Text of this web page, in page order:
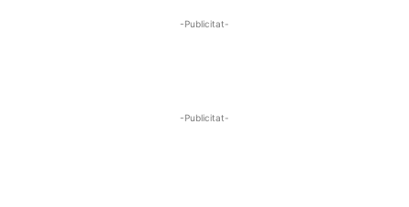
-Publicitat-
-Publicitat-